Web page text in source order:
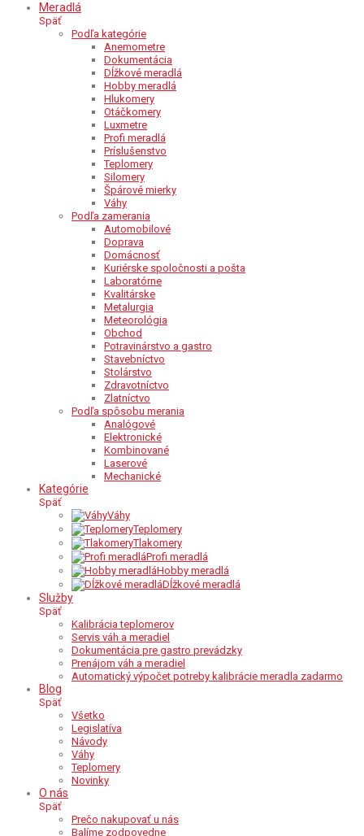
Meradlá
Späť
Podľa kategórie
Anemometre
Dokumentácia
Dĺžkové meradlá
Hobby meradlá
Hlukomery
Otáčkomery
Luxmetre
Profi meradlá
Príslušenstvo
Teplomery
Silomery
Špárové mierky
Váhy
Podľa zamerania
Automobilové
Doprava
Domácnosť
Kuriérske spoločnosti a pošta
Laboratórne
Kvalitárske
Metalurgia
Meteorológia
Obchod
Potravinárstvo a gastro
Stavebníctvo
Stolárstvo
Zdravotníctvo
Zlatníctvo
Podľa spôsobu merania
Analógové
Elektronické
Kombinované
Laserové
Mechanické
Kategórie
Späť
Váhy
Teplomery
Tlakomery
Profi meradlá
Hobby meradlá
Dĺžkové meradlá
Služby
Späť
Kalibrácia teplomerov
Servis váh a meradiel
Dokumentácia pre gastro prevádzky
Prenájom váh a meradiel
Automatický výpočet potreby kalibrácie meradla zadarmo
Blog
Späť
Všetko
Legislatíva
Návody
Váhy
Teplomery
Novinky
O nás
Späť
Prečo nakupovať u nás
Balíme zodpovedne